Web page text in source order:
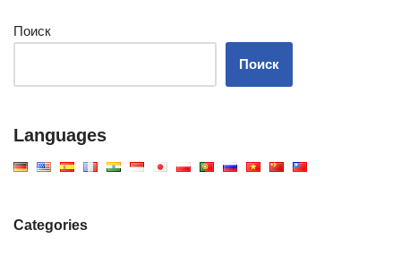
Поиск
Поиск
Languages
Categories